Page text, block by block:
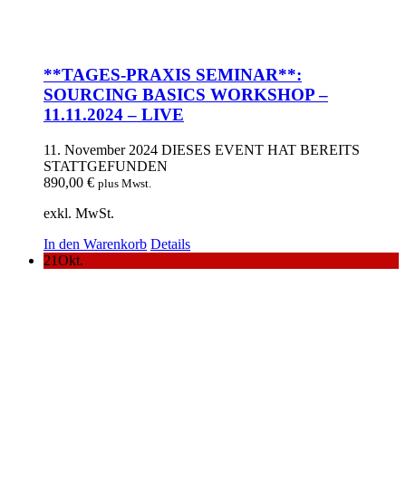
**TAGES-PRAXIS SEMINAR**:
SOURCING BASICS WORKSHOP –
11.11.2024 – LIVE
11. November 2024 DIESES EVENT HAT BEREITS
STATTGEFUNDEN
890,00 € plus Mwst.
exkl. MwSt.
In den Warenkorb Details
21Okt.